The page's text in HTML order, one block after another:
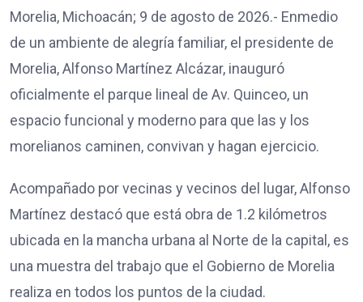
Morelia, Michoacán; 9 de agosto de 2026.- Enmedio
de un ambiente de alegría familiar, el presidente de
Morelia, Alfonso Martínez Alcázar, inauguró
oficialmente el parque lineal de Av. Quinceo, un
espacio funcional y moderno para que las y los
morelianos caminen, convivan y hagan ejercicio.
Acompañado por vecinas y vecinos del lugar, Alfonso
Martínez destacó que está obra de 1.2 kilómetros
ubicada en la mancha urbana al Norte de la capital, es
una muestra del trabajo que el Gobierno de Morelia
realiza en todos los puntos de la ciudad.